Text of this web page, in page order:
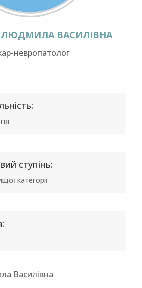
ВАСИЛІВНА
невропатолог
ступінь:
категорії
Василівна